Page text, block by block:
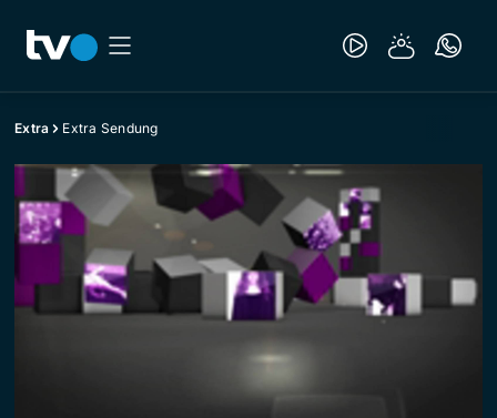
Extra Extra Sendung